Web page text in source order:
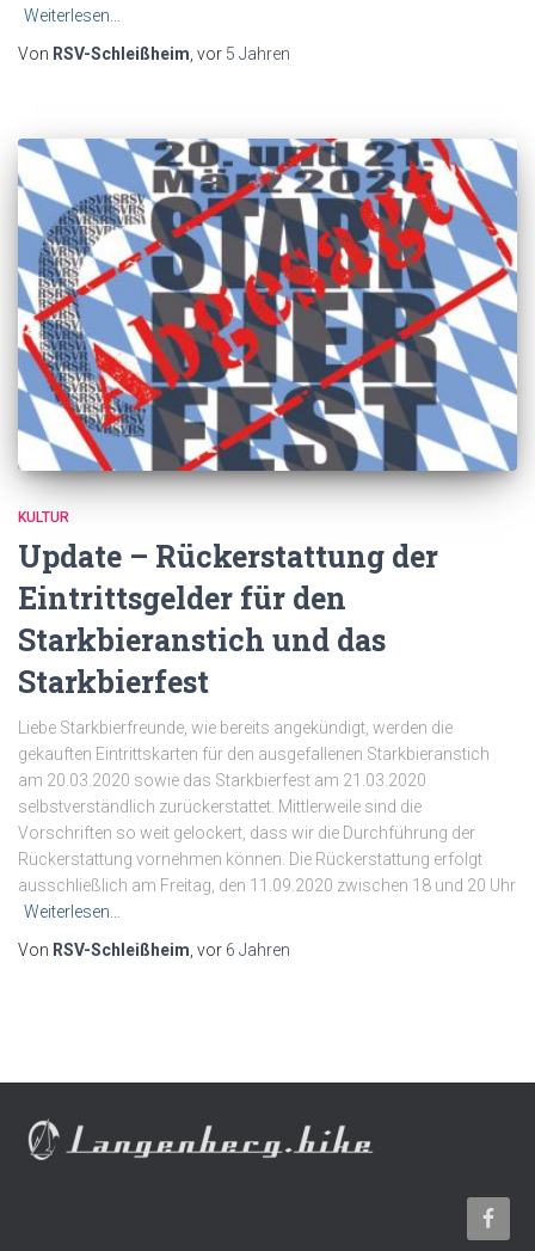
Weiterlesen…
Von RSV-Schleißheim , vor 5 Jahren
KULTUR
Update – Rückerstattung der
Eintrittsgelder für den
Starkbieranstich und das
Starkbierfest
Liebe Starkbierfreunde, wie bereits angekündigt, werden die
gekauften Eintrittskarten für den ausgefallenen Starkbieranstich
am 20.03.2020 sowie das Starkbierfest am 21.03.2020
selbstverständlich zurückerstattet. Mittlerweile sind die
Vorschriften so weit gelockert, dass wir die Durchführung der
Rückerstattung vornehmen können. Die Rückerstattung erfolgt
ausschließlich am Freitag, den 11.09.2020 zwischen 18 und 20 Uhr
Weiterlesen…
Von RSV-Schleißheim, vor 6 Jahren